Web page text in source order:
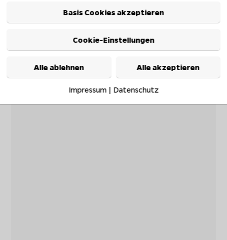
Basis Cookies akzeptieren
Cookie-Einstellungen
Alle ablehnen Alle akzeptieren
Impressum| Datenschutz